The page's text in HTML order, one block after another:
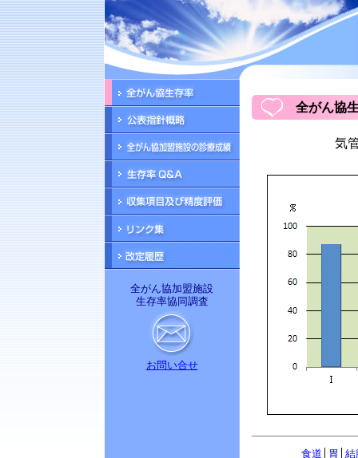
全がん協加盟施設
生存率協同調査
お問い合せ
全がん協
気
食道 胃
結